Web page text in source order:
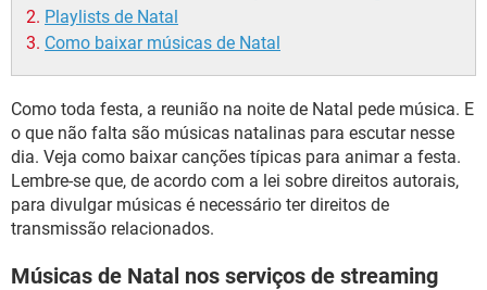
Playlists de Natal
Como baixar músicas de Natal
Como toda festa, a reunião na noite de Natal pede música. E
o que não falta são músicas natalinas para escutar nesse
dia. Veja como baixar canções típicas para animar a festa.
Lembre-se que, de acordo com a lei sobre direitos autorais,
para divulgar músicas é necessário ter direitos de
transmissão relacionados.
Músicas de Natal nos serviços de streaming